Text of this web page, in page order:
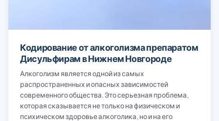
Кодирование от алкоголизма препаратом
Дисульфирам в Нижнем Новгороде
Алкоголизм является одной из самых
распространенных и опасных зависимостей
современного общества. Это серьезная проблема,
которая сказывается не только на физическом и
психическом здоровье алкоголика, но и на его